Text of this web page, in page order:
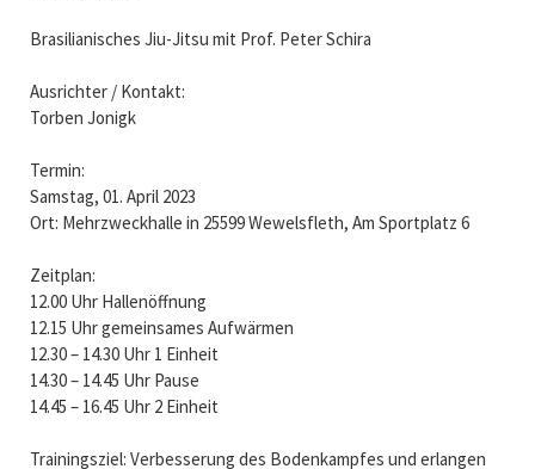
Brasilianisches Jiu-Jitsu mit Prof. Peter Schira
Ausrichter / Kontakt:
Torben Jonigk
Termin:
Samstag, 01. April 2023
Ort: Mehrzweckhalle in 25599 Wewelsfleth, Am Sportplatz 6
Zeitplan:
12.00 Uhr Hallenöffnung
12.15 Uhr gemeinsames Aufwärmen
12.30 – 14.30 Uhr 1 Einheit
14.30 – 14.45 Uhr Pause
14.45 – 16.45 Uhr 2 Einheit
Trainingsziel: Verbesserung des Bodenkampfes und erlangen